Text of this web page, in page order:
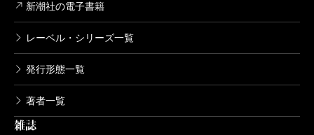
新潮社の電子書籍
レーベル・シリーズ一覧
発行形態一覧
著者一覧
雑誌